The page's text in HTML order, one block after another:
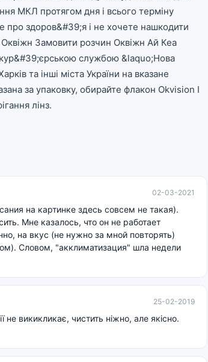
МКЛ протягом дня і всього терміну
про здоров&#39;я і не хочете нашкодити
Замовити розчин Оквіжн Ай Кеа
службою &laquo;Нова
та інші міста України на вказане
за упаковку, обирайте флакон Okvision I
лінз.
02-03-2021
на картинке здесь совсем не такая).
Мне казалось, что он не работает
на вкус (не нужно за мной повторять)
Словом, "акклиматизация" шла недели
25-02-2019
не викикликає, чистить ніжно, але якісно.